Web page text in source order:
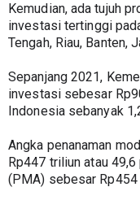
Kemudian, ada tujuh
investasi tertinggi
Tengah, Riau, Banten,
Sepanjang 2021,
investasi sebesar
Indonesia sebanyak
Angka penanaman
Rp447 triliun atau
(PMA) sebesar